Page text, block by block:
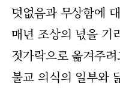
덧없음과 무상함에
매년 조상의 넋을 기
젓가락으로 옮겨주
불교 의식의 일부와